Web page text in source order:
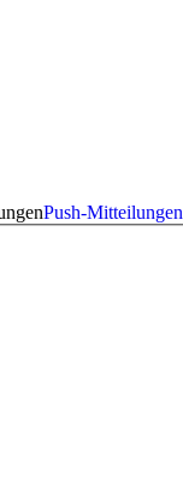
Push-Mitteilungen